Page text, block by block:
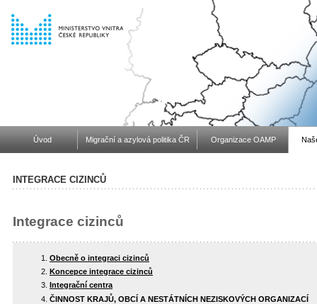
Úvod Migrační a azylová politika ČR Organizace OAMP
INTEGRACE CIZINCŮ
Integrace cizinců
Obecně o integraci cizinců
Koncepce integrace cizinců
Integrační centra
ČINNOST KRAJŮ, OBCÍ A NESTÁTNÍCH NEZISKOVÝCH ORGANIZACÍ